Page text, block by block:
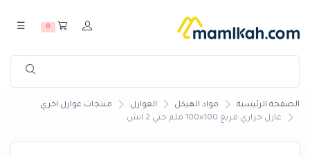
0
☰
الصفحة الرئيسية مواد الهيكل العوازل
منتجات عوازل اخري
عازل حراري مربع 100×100 ملم حتي 2 انش